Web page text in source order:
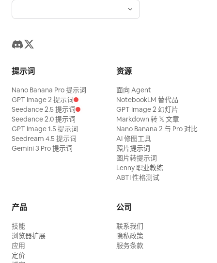
提示词
Nano Banana Pro 提示词
GPT Image 2 提示词
Seedance 2.5 提示词
Seedance 2.0 提示词
GPT Image 1.5 提示词
Seedream 4.5 提示词
Gemini 3 Pro 提示词
资源
面向 Agent
NotebookLM 替代品
GPT Image 2 幻灯片
Markdown 转 𝕏 文章
Nano Banana 2 与 Pro 对比
AI 修图工具
照片提示词
图片转提示词
Lenny 职业教练
ABTI 性格测试
产品
技能
浏览器扩展
应用
定价
公司
联系我们
隐私政策
服务条款